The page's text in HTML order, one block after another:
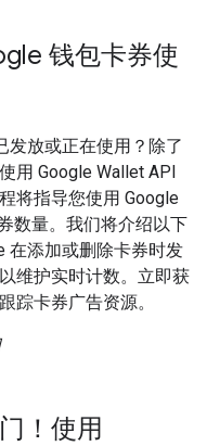
钱包卡券使
发放或正在使用？除了
用 Google Wallet API
将指导您使用 Google
数量。我们将介绍以下
在添加或删除卡券时发
维护实时计数。立即获
踪卡券广告资源。
！使用